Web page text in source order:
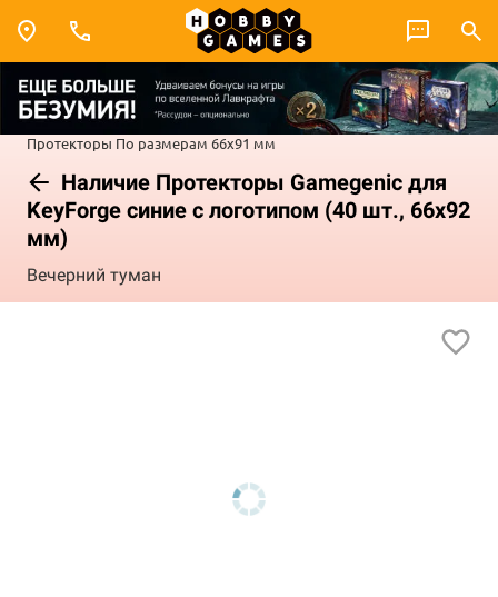
Протекторы По размерам 66x91 мм
Наличие Протекторы Gamegenic для
KeyForge синие с логотипом (40 шт., 66x92
мм)
Вечерний туман